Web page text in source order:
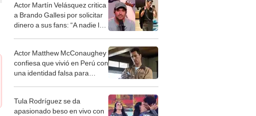
Actor Martín Velásquez critica
a Brando Gallesi por solicitar
dinero a sus fans: “A nadie le
Actor Matthew McConaughey
confiesa que vivió en Perú con
una identidad falsa para
Tula Rodríguez se da
apasionado beso en vivo con